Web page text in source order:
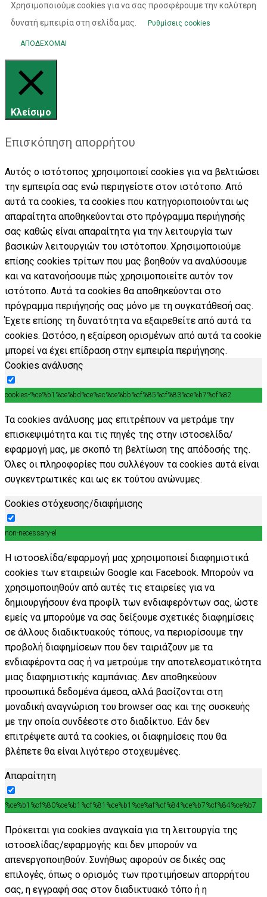
Χρησιμοποιούμε cookies για να σας προσφέρουμε την καλύτερη
δυνατή εμπειρία στη σελίδα μας.
Ρυθμίσεις cookies
ΑΠΟΔΕΧΟΜΑΙ
Κλείσιμο
Επισκόπηση απορρήτου
Αυτός ο ιστότοπος χρησιμοποιεί cookies για να βελτιώσει
την εμπειρία σας ενώ περιηγείστε στον ιστότοπο. Από
αυτά τα cookies, τα cookies που κατηγοριοποιούνται ως
απαραίτητα αποθηκεύονται στο πρόγραμμα περιήγησής
σας καθώς είναι απαραίτητα για την λειτουργία των
βασικών λειτουργιών του ιστότοπου. Χρησιμοποιούμε
επίσης cookies τρίτων που μας βοηθούν να αναλύσουμε
και να κατανοήσουμε πώς χρησιμοποιείτε αυτόν τον
ιστότοπο. Αυτά τα cookies θα αποθηκεύονται στο
πρόγραμμα περιήγησής σας μόνο με τη συγκατάθεσή σας.
Έχετε επίσης τη δυνατότητα να εξαιρεθείτε από αυτά τα
cookies. Ωστόσο, η εξαίρεση ορισμένων από αυτά τα cookie
μπορεί να έχει επίδραση στην εμπειρία περιήγησης.
Cookies ανάλυσης
cookies-%ce%b1%ce%bd%ce%ac%ce%bb%cf%85%cf%83%ce%b7%cf%82
Τα cookies ανάλυσης μας επιτρέπουν να μετράμε την
επισκεψιμότητα και τις πηγές της στην ιστοσελίδα/
εφαρμογή μας, με σκοπό τη βελτίωση της απόδοσής της.
Όλες οι πληροφορίες που συλλέγουν τα cookies αυτά είναι
συγκεντρωτικές και ως εκ τούτου ανώνυμες.
Cookies στόχευσης/διαφήμισης
non-necessary-el
Η ιστοσελίδα/εφαρμογή μας χρησιμοποιεί διαφημιστικά
cookies των εταιρειών Google και Facebook. Μπορούν να
χρησιμοποιηθούν από αυτές τις εταιρείες για να
δημιουργήσουν ένα προφίλ των ενδιαφερόντων σας, ώστε
εμείς να μπορούμε να σας δείξουμε σχετικές διαφημίσεις
σε άλλους διαδικτυακούς τόπους, να περιορίσουμε την
προβολή διαφημίσεων που δεν ταιριάζουν με τα
ενδιαφέροντα σας ή να μετρούμε την αποτελεσματικότητα
μιας διαφημιστικής καμπάνιας. Δεν αποθηκεύουν
προσωπικά δεδομένα άμεσα, αλλά βασίζονται στη
μοναδική αναγνώριση του browser σας και της συσκευής
με την οποία συνδέεστε στο διαδίκτυο. Εάν δεν
επιτρέψετε αυτά τα cookies, οι διαφημίσεις που θα
βλέπετε θα είναι λιγότερο στοχευμένες.
Απαραίτητη
%ce%b1%cf%80%ce%b1%cf%81%ce%b1%ce%af%cf%84%ce%b7%cf%84%ce%b7
Πρόκειται για cookies αναγκαία για τη λειτουργία της
ιστοσελίδας/εφαρμογής και δεν μπορούν να
απενεργοποιηθούν. Συνήθως αφορούν σε δικές σας
επιλογές, όπως ο ορισμός των προτιμήσεων απορρήτου
σας, η εγγραφή σας στον διαδικτυακό τόπο ή η